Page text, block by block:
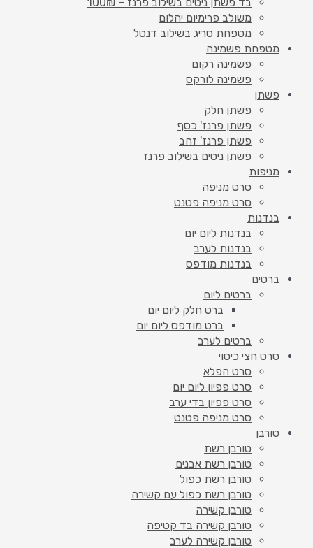
משולב פרימיום יהלום
מטפחת סריג בשילוב דנטל
מטפחת פשמינה
פשמינה רקום
פשמינה לורקס
פשתן
פשתן חלק
פשתן פרנז' כסף
פשתן פרנז' זהב
פשתן ניטים בשילוב פרנז
מניפות
סרט מניפה
סרט מניפה פטנט
בנדנות
בנדנות ליום יום
בנדנות לערב
בנדנות מודפס
ברטים
ברטים ליום
ברט חלק ליום יום
ברט מודפס ליום יום
ברטים לערב
סרט חצי כיסוי
סרט הפלא
סרט פפיון ליום יום
סרט פפיון בדי ערב
סרט מניפה פטנט
טורבן
טורבן רשת
טורבן רשת אבנים
טורבן רשת כפול
טורבן רשת כפול עם קשירה
טורבן קשירה
טורבן קשירה בד קטיפה
טורבן קשירה לערב